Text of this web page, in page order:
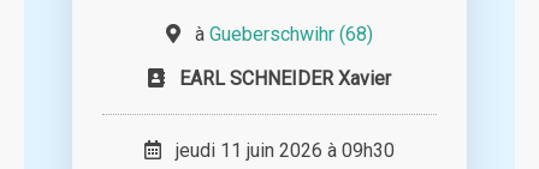
à Gueberschwihr (68)
EARL SCHNEIDER Xavier
jeudi 11 juin 2026 à 09h30